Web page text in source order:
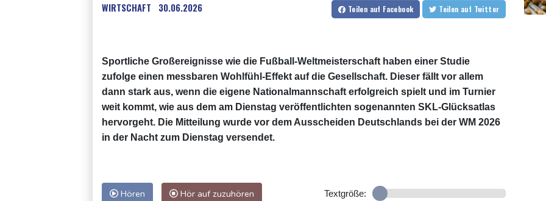
WIRTSCHAFT 30.06.2026 Teilen auf Facebook Teilen auf Twitter
Sportliche Großereignisse wie die Fußball-Weltmeisterschaft haben einer Studie
zufolge einen messbaren Wohlfühl-Effekt auf die Gesellschaft. Dieser fällt vor allem
dann stark aus, wenn die eigene Nationalmannschaft erfolgreich spielt und im Turnier
weit kommt, wie aus dem am Dienstag veröffentlichten sogenannten SKL-Glücksatlas
hervorgeht. Die Mitteilung wurde vor dem Ausscheiden Deutschlands bei der WM 2026
in der Nacht zum Dienstag versendet.
Hören Hör auf zuzuhören Textgröße: